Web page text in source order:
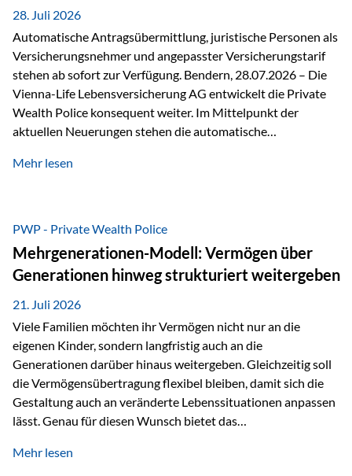
persönlichen Gespräch. Bei der Vienna-Life reagieren…
28. Juli 2026
Automatische Antragsübermittlung, juristische Personen als
Versicherungsnehmer und angepasster Versicherungstarif
stehen ab sofort zur Verfügung. Bendern, 28.07.2026 – Die
Vienna-Life Lebensversicherung AG entwickelt die Private
Wealth Police konsequent weiter. Im Mittelpunkt der
aktuellen Neuerungen stehen die automatische
als Versicherungsnehmer einzusetzen, sowie eine
Abwicklung für Vertriebspartner deutlich effizienter
gestaltet. Anträge werden direkt elektronisch übermittelt,
Medienbrüche reduziert und die weitere Bearbeitung
beschleunigt. Ab sofort können auch juristische Personen,
wie Kapitalgesellschaften oder Stiftungen, als
Versicherungsnehmer eingesetzt werden. Damit erweitert
die Vienna-Life die Einsatzmöglichkeiten der Private Wealth
Police insbesondere für…
Mehr lesen
PWP - Private Wealth Police
Mehrgenerationen-Modell: Vermögen über
Generationen hinweg strukturiert weitergeben
21. Juli 2026
Viele Familien möchten ihr Vermögen nicht nur an die
eigenen Kinder, sondern langfristig auch an die
Generationen darüber hinaus weitergeben. Gleichzeitig soll
die Vermögensübertragung flexibel bleiben, damit sich die
Gestaltung auch an veränderte Lebenssituationen anpassen
lässt. Genau für diesen Wunsch bietet das
Vienna-Life eine interessante Lösung. Es ermöglicht,
Mehr lesen